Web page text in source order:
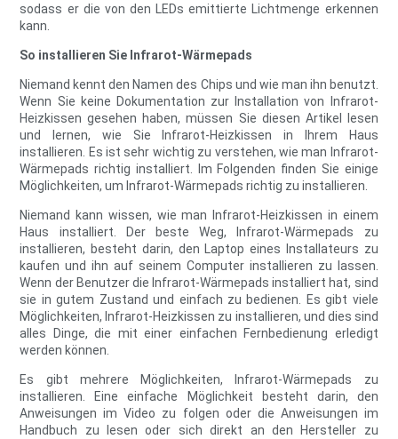
sodass er die von den LEDs emittierte Lichtmenge erkennen
kann.
So installieren Sie Infrarot-Wärmepads
Niemand kennt den Namen des Chips und wie man ihn benutzt.
Wenn Sie keine Dokumentation zur Installation von Infrarot-
Heizkissen gesehen haben, müssen Sie diesen Artikel lesen
und lernen, wie Sie Infrarot-Heizkissen in Ihrem Haus
installieren. Es ist sehr wichtig zu verstehen, wie man Infrarot-
Wärmepads richtig installiert. Im Folgenden finden Sie einige
Möglichkeiten, um Infrarot-Wärmepads richtig zu installieren.
Niemand kann wissen, wie man Infrarot-Heizkissen in einem
Haus installiert. Der beste Weg, Infrarot-Wärmepads zu
installieren, besteht darin, den Laptop eines Installateurs zu
kaufen und ihn auf seinem Computer installieren zu lassen.
Wenn der Benutzer die Infrarot-Wärmepads installiert hat, sind
sie in gutem Zustand und einfach zu bedienen. Es gibt viele
Möglichkeiten, Infrarot-Heizkissen zu installieren, und dies sind
alles Dinge, die mit einer einfachen Fernbedienung erledigt
werden können.
Es gibt mehrere Möglichkeiten, Infrarot-Wärmepads zu
installieren. Eine einfache Möglichkeit besteht darin, den
Anweisungen im Video zu folgen oder die Anweisungen im
Handbuch zu lesen oder sich direkt an den Hersteller zu